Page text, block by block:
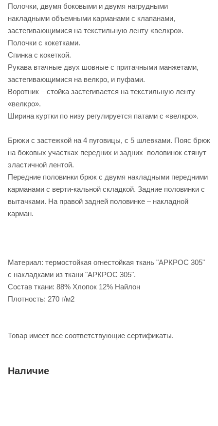
Полочки, двумя боковыми и двумя нагрудными
накладными объемными карманами с клапанами,
застегивающимися на текстильную ленту «велкро».
Полочки с кокетками.
Спинка с кокеткой.
Рукава втачные двух шовные с притачными манжетами,
застегивающимися на велкро, и пуфами.
Воротник – стойка застегивается на текстильную ленту
«велкро».
Ширина куртки по низу регулируется патами с «велкро».
Брюки с застежкой на 4 пуговицы, с 5 шлевками. Пояс брюк
на боковых участках передних и задних половинок стянут
эластичной лентой.
Передние половинки брюк с двумя накладными передними
карманами с верти-кальной складкой. Задние половинки с
вытачками. На правой задней половинке – накладной
карман.
Материал: термостойкая огнестойкая ткань "АРКРОС 305"
с накладками из ткани "АРКРОС 305".
Состав ткани: 88% Хлопок 12% Найлон
Плотность: 270 г/м2
Товар имеет все соответствующие сертификаты.
Наличие